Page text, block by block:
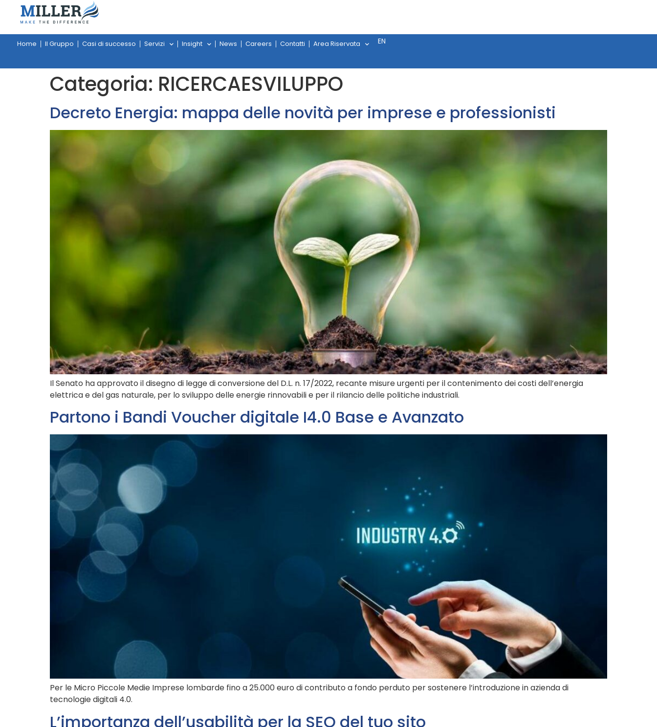
Home Il Gruppo Casi di successo Servizi Insight News Careers Contatti Area Riservata EN
Categoria: RICERCAESVILUPPO
Decreto Energia: mappa delle novità per imprese e professionisti
Il Senato ha approvato il disegno di legge di conversione del D.L. n. 17/2022, recante misure urgenti per il contenimento dei costi dell’energia
elettrica e del gas naturale, per lo sviluppo delle energie rinnovabili e per il rilancio delle politiche industriali.
Partono i Bandi Voucher digitale I4.0 Base e Avanzato
Per le Micro Piccole Medie Imprese lombarde fino a 25.000 euro di contributo a fondo perduto per sostenere l’introduzione in azienda di
tecnologie digitali 4.0.
L’importanza dell’usabilità per la SEO del tuo sito